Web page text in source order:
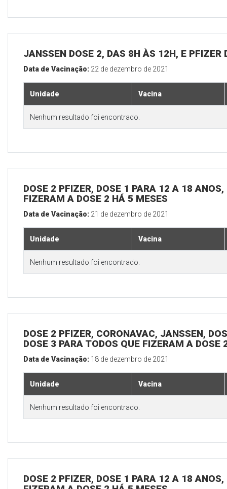
JANSSEN DOSE 2, DAS 8H ÀS 12H, E PFIZER
Data de Vacinação: 22 de dezembro de 2021
Unidade Vacina
Nenhum resultado foi encontrado.
DOSE 2 PFIZER, DOSE 1 PARA 12 A 18
FIZERAM A DOSE 2 HÁ 5 MESES
Data de Vacinação: 21 de dezembro de 2021
Unidade Vacina
Nenhum resultado foi encontrado.
DOSE 2 PFIZER, CORONAVAC, JANSSEN,
DOSE 3 PARA TODOS QUE FIZERAM A DOSE
Data de Vacinação: 18 de dezembro de 2021
Unidade Vacina
Nenhum resultado foi encontrado.
DOSE 2 PFIZER, DOSE 1 PARA 12 A 18